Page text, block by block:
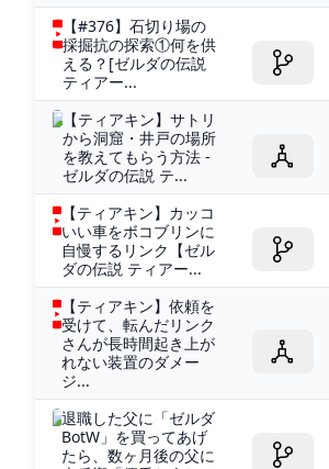
【#376】石切り場の
採掘抗の探索①何を供
える？[ゼルダの伝説
ティアー...
【ティアキン】サトリ
から洞窟・井戸の場所
を教えてもらう方法 -
ゼルダの伝説 テ...
【ティアキン】カッコ
いい車をボコブリンに
自慢するリンク【ゼル
ダの伝説 ティアー...
【ティアキン】依頼を
受けて、転んだリンク
さんが長時間起き上が
れない装置のダメー
ジ...
退職した父に「ゼルダ
BotW」を買ってあげ
たら、数ヶ月後の父に